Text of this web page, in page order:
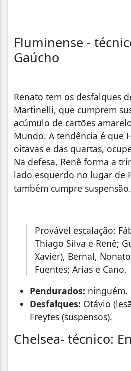
Fluminense -
Gaúcho
Renato tem os desfalques
Martinelli, que cumprem
acúmulo de cartões
Mundo. A tendência é que
oitavas e das quartas,
Na defesa, Renê forma a
lado esquerdo no lugar de
também cumpre suspensão.
Provável escalação:
Thiago Silva e Renê;
Xavier), Bernal,
Fuentes; Arias e Cano.
Pendurados: ninguém.
Desfalques: Otávio
Freytes (suspensos).
Chelsea- técnico: